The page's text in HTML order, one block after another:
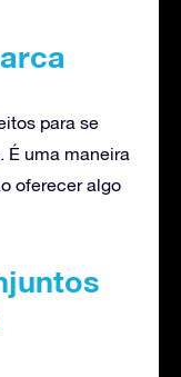
para se
É uma maneira
oferecer algo